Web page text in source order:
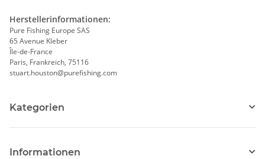
Herstellerinformationen:
Pure Fishing Europe SAS
65 Avenue Kleber
Île-de-France
Paris, Frankreich, 75116
stuart.houston@purefishing.com
Kategorien
Informationen